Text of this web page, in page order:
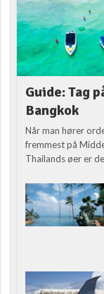
Guide: Tag
Bangkok
Når man hører
fremmest på
Thailands øer er